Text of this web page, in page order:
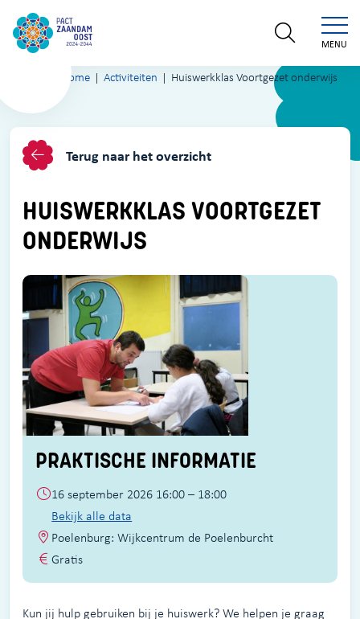
MENU
Home Activiteiten Huiswerkklas Voortgezet onderwijs
Terug naar het overzicht
HUISWERKKLAS VOORTGEZET
ONDERWIJS
PRAKTISCHE INFORMATIE
16 september 2026 16:00 – 18:00
Bekijk alle data
Poelenburg: Wijkcentrum de Poelenburcht
Gratis
Kun jij hulp gebruiken bij je huiswerk? We helpen je graag